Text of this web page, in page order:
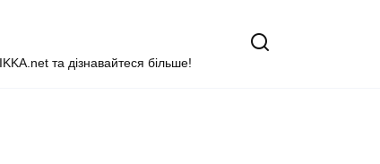
та дізнавайтеся більше!